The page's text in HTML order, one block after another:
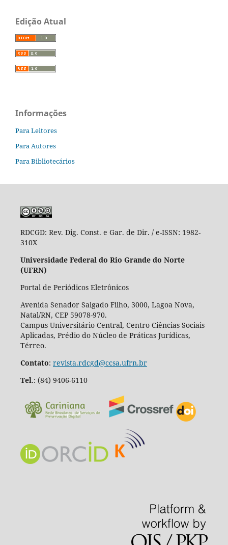
Edição Atual
Informações
Para Leitores
Para Autores
Para Bibliotecários
RDCGD: Rev. Dig. Const. e Gar. de Dir. / e-ISSN: 1982-
310X
Universidade Federal do Rio Grande do Norte
(UFRN)
Portal de Periódicos Eletrônicos
Avenida Senador Salgado Filho, 3000, Lagoa Nova,
Natal/RN, CEP 59078-970.
Campus Universitário Central, Centro Ciências Sociais
Aplicadas, Prédio do Núcleo de Práticas Jurídicas,
Térreo.
Contato: revista.rdcgd@ccsa.ufrn.br
Tel.: (84) 9406-6110